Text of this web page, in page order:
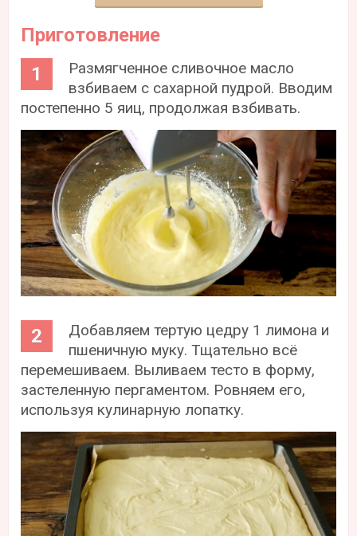
Приготовление
Размягченное сливочное масло
взбиваем с сахарной пудрой. Вводим
постепенно 5 яиц, продолжая взбивать.
Добавляем тертую цедру 1 лимона и
пшеничную муку. Тщательно всё
перемешиваем. Выливаем тесто в форму,
застеленную пергаментом. Ровняем его,
используя кулинарную лопатку.